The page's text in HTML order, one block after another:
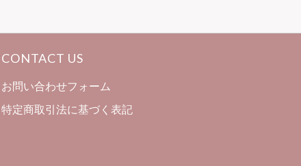
CONTACT US
お問い合わせフォーム
特定商取引法に基づく表記